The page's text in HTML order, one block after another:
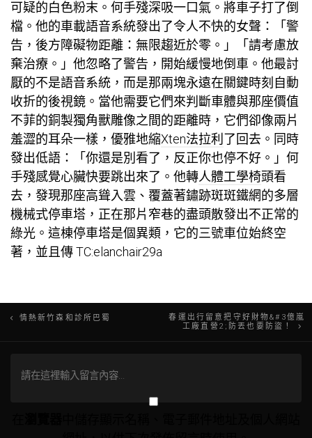
可疑的白色粉末。何手殘深吸一口氣。將車子打了倒
檔。他的車載語音系統發出了令人不快的女聲：「警
告，後方障礙物距離：無限趨近於零。」「請考慮放
棄治療。」他忽略了警告，開始緩慢地倒車。他最討
厭的不是語音系統，而是那兩塊永遠在關鍵時刻自動
收折的後視鏡。當他需要它們來判斷車體與那座價值
不菲的銅製獨角獸雕像之間的距離時，它們卻像兩片
羞澀的耳朵一樣，優雅地縮Xten法拉利 了回去。同時
發出低語：「你還是別看了，反正你也停不好。」何
手殘感覺心臟快要跳出來了。他轉人體工學椅頭看
去，發現那座高聳入雲、覆蓋著鏽跡斑斑鐵網的多層
機械式停車塔，正在那片窄巷的盡頭散發出不正常的
綠光。這棟停車塔是個異類，它的三號車位始終空
著，並且傳 TC:elanchair29a
文
導
覽
情熱新竹森和診所巴蜀
春運出行留意把守好財物&#3億嵐
工廠直營2;防丟也要防盜！